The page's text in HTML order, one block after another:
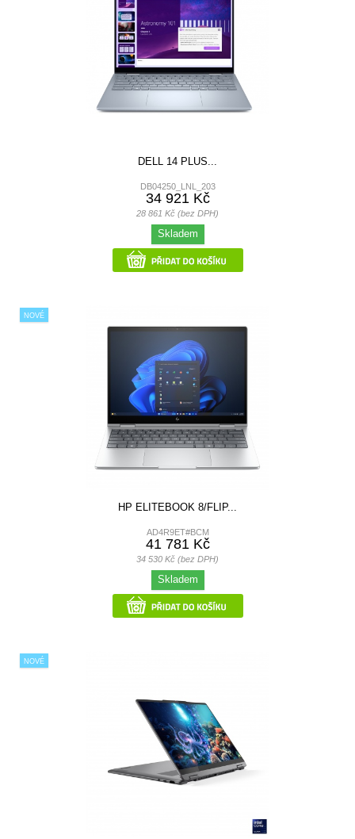
DELL 14 PLUS...
DB04250_LNL_203
34 921 Kč
28 861 Kč (bez DPH)
Skladem
NOVÉ
HP ELITEBOOK 8/FLIP...
AD4R9ET#BCM
41 781 Kč
34 530 Kč (bez DPH)
Skladem
NOVÉ